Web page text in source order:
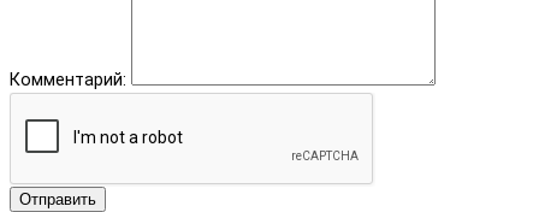
Комментарий:
Отправить